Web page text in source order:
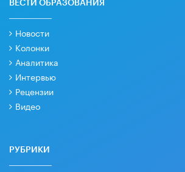
ВЕСТИ ОБРАЗОВАНИЯ
Новости
Колонки
Аналитика
Интервью
Рецензии
Видео
РУБРИКИ